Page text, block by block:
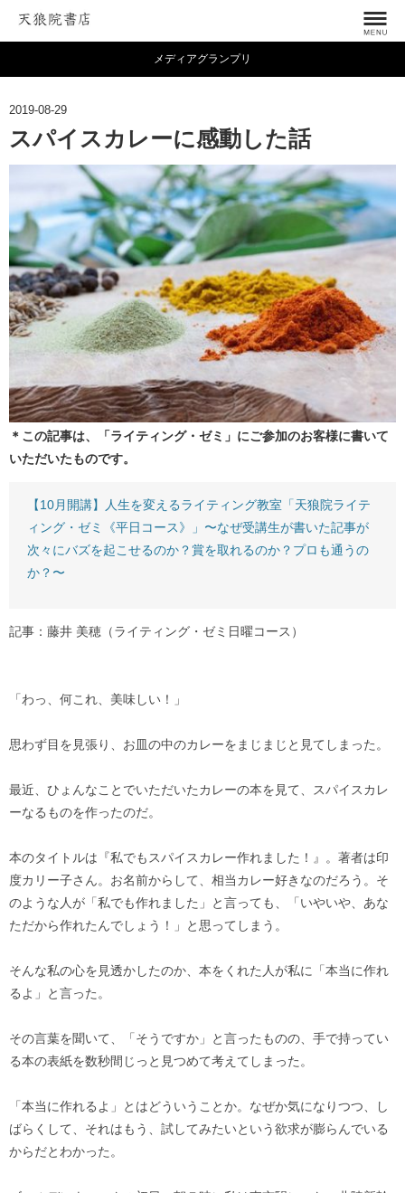
メディアグランプリ
2019-08-29
スパイスカレーに感動した話
＊この記事は、「ライティング・ゼミ」にご参加のお客様に書いて
いただいたものです。
【10月開講】人生を変えるライティング教室「天狼院ライテ
ィング・ゼミ《平日コース》」〜なぜ受講生が書いた記事が
次々にバズを起こせるのか？賞を取れるのか？プロも通うの
か？〜
記事：藤井 美穂（ライティング・ゼミ日曜コース）
「わっ、何これ、美味しい！」
思わず目を見張り、お皿の中のカレーをまじまじと見てしまった。
最近、ひょんなことでいただいたカレーの本を見て、スパイスカレ
ーなるものを作ったのだ。
本のタイトルは『私でもスパイスカレー作れました！』。著者は印
度カリー子さん。お名前からして、相当カレー好きなのだろう。そ
のような人が「私でも作れました」と言っても、「いやいや、あな
ただから作れたんでしょう！」と思ってしまう。
そんな私の心を見透かしたのか、本をくれた人が私に「本当に作れ
るよ」と言った。
その言葉を聞いて、「そうですか」と言ったものの、手で持ってい
る本の表紙を数秒間じっと見つめて考えてしまった。
「本当に作れるよ」とはどういうことか。なぜか気になりつつ、し
ばらくして、それはもう、試してみたいという欲求が膨らんでいる
からだとわかった。